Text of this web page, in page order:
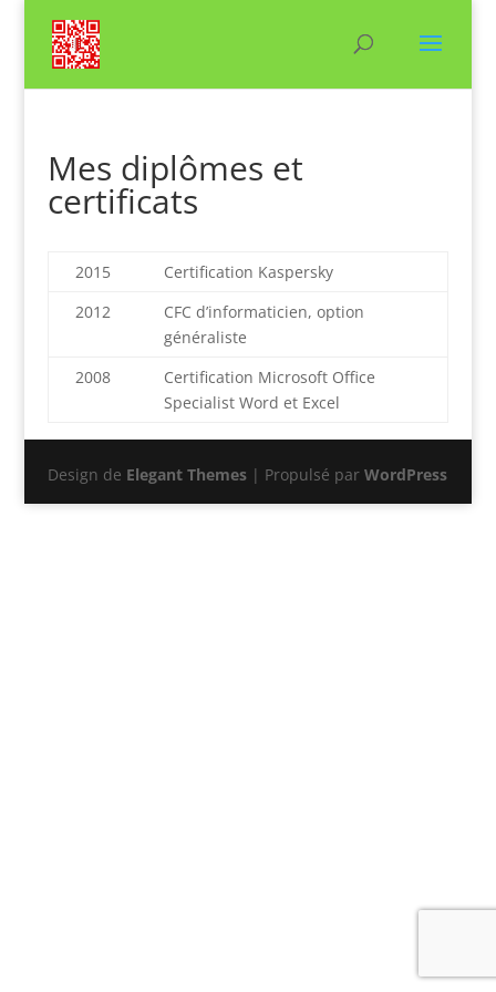
Mes diplômes et
certificats
2015
Certification Kaspersky
2012
CFC d’informaticien, option
généraliste
2008
Certification Microsoft Office
Specialist Word et Excel
Design de Elegant Themes | Propulsé parWordPress